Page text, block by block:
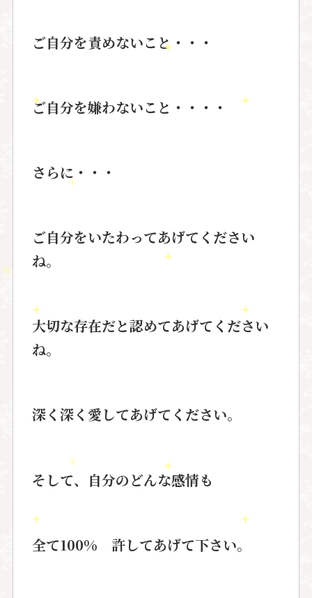
ご自分を責めないこと・・・
ご自分を嫌わないこと・・・・
さらに・・・
ご自分をいたわってあげてください
ね。
大切な存在だと認めてあげてください
ね。
深く深く愛してあげてください。
そして、自分のどんな感情も
全て100% 許してあげて下さい。